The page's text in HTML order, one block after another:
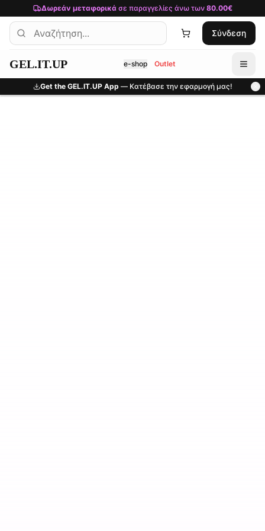
Μετάβαση στο κύριο περιεχόμενο
Δωρεάν μεταφορικάσε παραγγελίες άνω των 80.00€
Σύνδεση
GEL.IT.UP e-shop Outlet
Get the GEL.IT.UP App — Κατέβασε την εφαρμογή μας!